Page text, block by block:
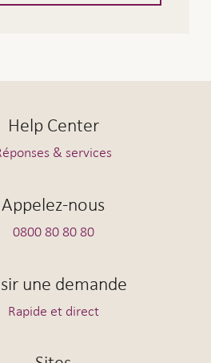
Help Center
& services
Appelez-nous
0800 80 80 80
une demande
Rapide et direct